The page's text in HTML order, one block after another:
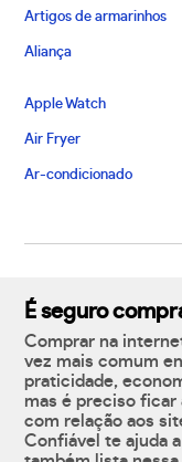
Artigos de armarinhos
Aliança
Apple Watch
Air Fryer
Ar-condicionado
É seguro
Comprar na
vez mais comum
praticidade,
mas é preciso
com relação aos
Confiável te ajuda